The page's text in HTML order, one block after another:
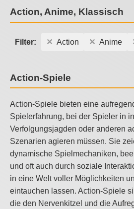
Action, Anime, Klassisch
Filter: Action Anime
Action-Spiele
Action-Spiele bieten eine
Spielerfahrung, bei der Spieler in
Verfolgungsjagden oder anderen
Szenarien agieren müssen. Sie
dynamische Spielmechaniken,
und oft auch durch soziale
in eine Welt voller Möglichkeiten
eintauchen lassen. Action-Spiele
die den Nervenkitzel und die